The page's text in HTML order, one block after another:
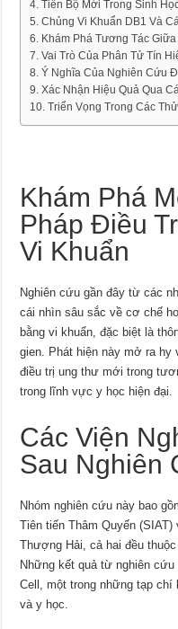
Tiến Bộ Mới Trong Sinh
Chủng Vi Khuẩn DB1 Và
Khám Phá Tương Tác
Vai Trò Của Phân Tử Tín
Ý Nghĩa Của Nghiên Cứu
Xác Nhận Hiệu Quả Qua
Triển Vọng Trong Các
Khám Phá
Pháp Điều
Vi Khuẩn
Nghiên cứu gần đây từ các
cái nhìn sâu sắc về cơ chế
bằng vi khuẩn, đặc biệt là
gien. Phát hiện này mở ra hy
điều trị ung thư mới trong
trong lĩnh vực y học hiện đại.
Các Viện
Sau Nghiên
Nhóm nghiên cứu này bao
Tiên tiến Thâm Quyến
Thượng Hải, cả hai đều
Những kết quả từ nghiên
Cell, một trong những tạp chí
và y học.